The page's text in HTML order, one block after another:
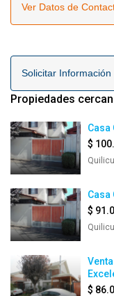
Ver Datos de
Solicitar
Propiedades
Casa
$
Casa
$
$